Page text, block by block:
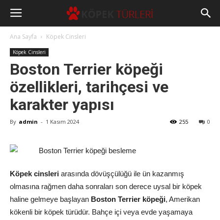
Ana Sayfa Köpek Cinsleri
Köpek Cinsleri
Boston Terrier köpeği
özellikleri, tarihçesi ve
karakter yapısı
By admin - 1 Kasım 2024 0
255
Köpek cinsleri arasında dövüşçülüğü ile ün kazanmış
olmasına rağmen daha sonraları son derece uysal bir köpek
haline gelmeye başlayan Boston Terrier köpeği, Amerikan
kökenli bir köpek türüdür. Bahçe içi veya evde yaşamaya